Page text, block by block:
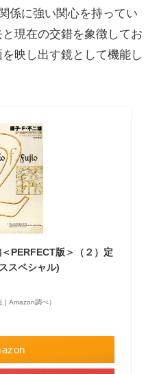
係に強い関心を持ってい
現在の交錯を象徴してお
映し出す鏡として機能し
PERFECT版＞（２）定
スペシャル)
| Amazon調べ）